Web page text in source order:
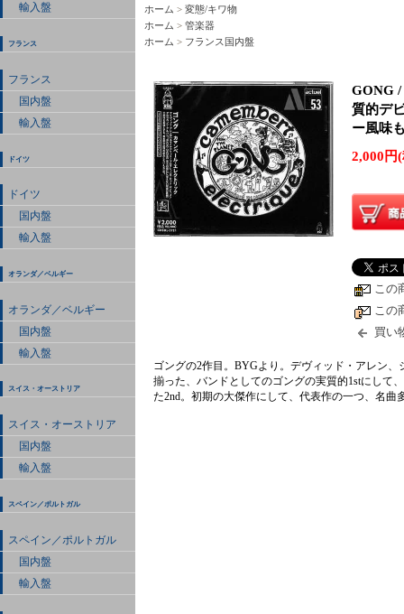
輸入盤
フランス
フランス
国内盤
輸入盤
ドイツ
ドイツ
国内盤
輸入盤
オランダ／ベルギー
オランダ／ベルギー
国内盤
輸入盤
スイス・オーストリア
スイス・オーストリア
国内盤
輸入盤
スペイン／ポルトガル
スペイン／ポルトガル
国内盤
輸入盤
ホーム > 変態/キワ物
ホーム > 管楽器
ホーム > フランス国内盤
GONG
質的デ
ー風味
2,000円
この
この
買い
ゴングの2作目。BYGより。デヴィッド・アレン
揃った、バンドとしてのゴングの実質的1stにして
た2nd。初期の大傑作にして、代表作の一つ、名